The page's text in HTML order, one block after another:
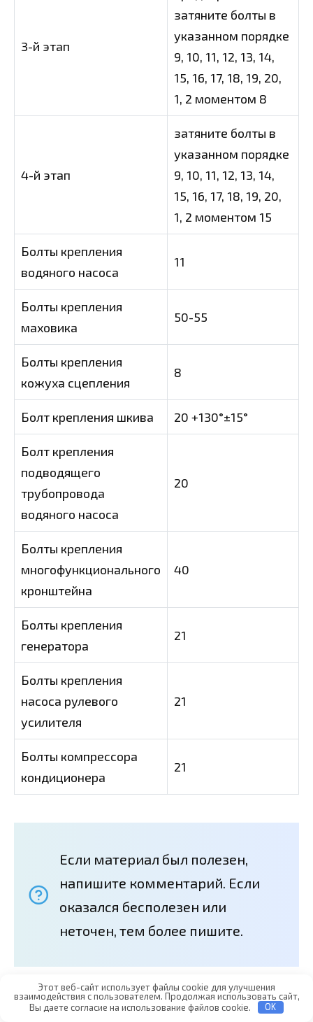
3-й этап
затяните болты в
указанном порядке
9, 10, 11, 12, 13, 14,
15, 16, 17, 18, 19, 20,
1, 2 моментом 8
4-й этап
затяните болты в
указанном порядке
9, 10, 11, 12, 13, 14,
15, 16, 17, 18, 19, 20,
1, 2 моментом 15
Болты крепления
водяного насоса
11
Болты крепления
маховика
50-55
Болты крепления
кожуха сцепления
8
Болт крепления шкива 20 +130°±15°
Болт крепления
подводящего
трубопровода
водяного насоса
20
Болты крепления
многофункционального
кронштейна
40
Болты крепления
генератора
21
Болты крепления
насоса рулевого
усилителя
21
Болты компрессора
кондиционера
21
Если материал был полезен,
напишите комментарий. Если
оказался бесполезен или
неточен, тем более пишите.
Этот веб-сайт использует файлы cookie для улучшения
взаимодействия с пользователем. Продолжая использовать сайт,
Вы даете согласие на использование файлов cookie.
OK